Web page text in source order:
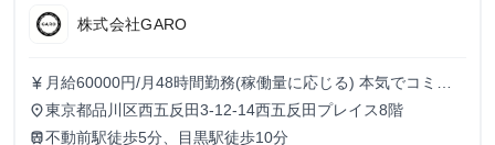
株式会社GARO
currency_yen 月給60000円/月48時間勤務(稼働量に応じる) 本気でコミッ
トすれば、学生でも圧倒的な実績と報酬を得られる環境で
す！
place東京都品川区西五反田3-12-14西五反田プレイス8階
train不動前駅徒歩5分、目黒駅徒歩10分